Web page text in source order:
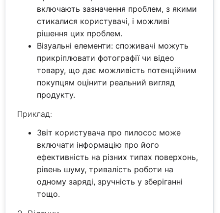
включають зазначення проблем, з якими
стикалися користувачі, і можливі
рішення цих проблем.
Візуальні елементи: споживачі можуть
прикріплювати фотографії чи відео
товару, що дає можливість потенційним
покупцям оцінити реальний вигляд
продукту.
Приклад:
Звіт користувача про пилосос може
включати інформацію про його
ефективність на різних типах поверхонь,
рівень шуму, тривалість роботи на
одному заряді, зручність у зберіганні
тощо.